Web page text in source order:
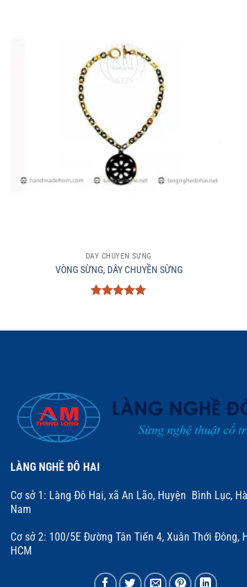
DÂY CHUYỀN SỪNG
VÒNG SỪNG, DÂY CHUYỀN SỪNG
sao
LÀNG NGHỀ ĐÔ HAI
Cơ sở 1: Làng Đô Hai, xã An Lão, Huyện Bình Lục,
Nam
Cơ sở 2: 100/5E Đường Tân Tiến 4, Xuân Thới Đông,
HCM